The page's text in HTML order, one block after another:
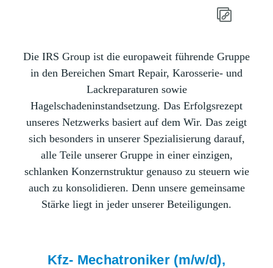
Die IRS Group ist die europaweit führende Gruppe
in den Bereichen Smart Repair, Karosserie- und
Lackreparaturen sowie
Hagelschadeninstandsetzung. Das Erfolgsrezept
unseres Netzwerks basiert auf dem Wir. Das zeigt
sich besonders in unserer Spezialisierung darauf,
alle Teile unserer Gruppe in einer einzigen,
schlanken Konzernstruktur genauso zu steuern wie
auch zu konsolidieren. Denn unsere gemeinsame
Stärke liegt in jeder unserer Beteiligungen.
Kfz- Mechatroniker (m/w/d),